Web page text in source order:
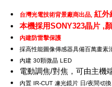
台灣光電技術背景廠商出品, 紅外
本機採用SONY323晶片 ,
內建防雷擊保護
採高性能圖像傳感器具備百萬畫素
內建 30顆微晶 LED
電動調焦/對焦，可由主機
內置 IR-CUT 濾光鏡片 日/夜間切換